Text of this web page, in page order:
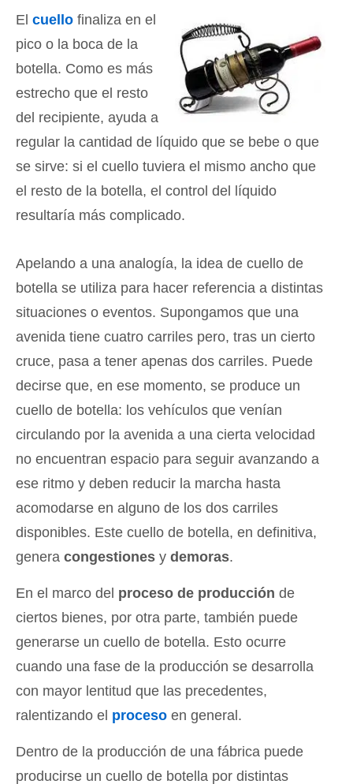
El cuello finaliza en el
pico o la boca de la
botella. Como es más
estrecho que el resto
del recipiente, ayuda a
regular la cantidad de líquido que se bebe o que
se sirve: si el cuello tuviera el mismo ancho que
el resto de la botella, el control del líquido
resultaría más complicado.
Apelando a una analogía, la idea de cuello de
botella se utiliza para hacer referencia a distintas
situaciones o eventos. Supongamos que una
avenida tiene cuatro carriles pero, tras un cierto
cruce, pasa a tener apenas dos carriles. Puede
decirse que, en ese momento, se produce un
cuello de botella: los vehículos que venían
circulando por la avenida a una cierta velocidad
no encuentran espacio para seguir avanzando a
ese ritmo y deben reducir la marcha hasta
acomodarse en alguno de los dos carriles
disponibles. Este cuello de botella, en definitiva,
genera congestiones y demoras.
En el marco del proceso de producción de
ciertos bienes, por otra parte, también puede
generarse un cuello de botella. Esto ocurre
cuando una fase de la producción se desarrolla
con mayor lentitud que las precedentes,
ralentizando el proceso en general.
Dentro de la producción de una fábrica puede
producirse un cuello de botella por distintas